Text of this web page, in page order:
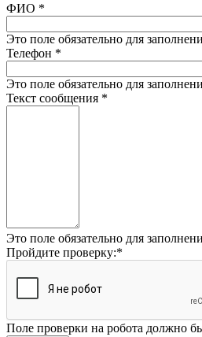
ФИО *
Это поле обязательно для
Телефон *
Это поле обязательно для
Текст сообщения *
Это поле обязательно для
Пройдите проверку:*
Поле проверки на робота должно